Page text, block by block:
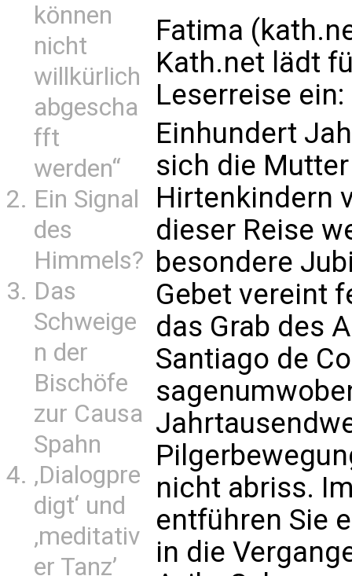
können
nicht
willkürlich
abgescha
fft
werden“
Ein Signal
des
Himmels?
Das
Schweige
n der
Bischöfe
zur Causa
Spahn
‚Dialogpre
digt‘ und
‚meditativ
er Tanz’
Fatima
Kath.net lädt
Leserreise
Einhundert
sich die
Hirtenkindern
dieser Reise
besondere
Gebet vereint
das Grab des
Santiago de
nicht abriss.
entführen Sie
in die